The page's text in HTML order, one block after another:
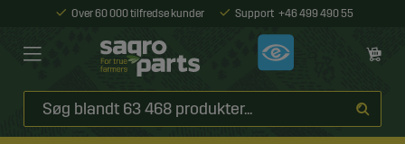
Over 60 000 tilfredse kunder Support +46 499 490 55